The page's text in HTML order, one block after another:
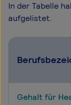
In der Tabelle
aufgelistet.
Gehalt für